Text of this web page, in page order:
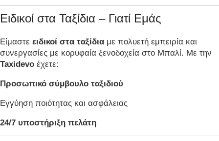
Ειδικοί στα Ταξίδια – Γιατί Εμάς
Είμαστε ειδικοί στα ταξίδια με πολυετή εμπειρία και
συνεργασίες με κορυφαία ξενοδοχεία στο Μπαλί. Με την
Taxidevo έχετε:
Προσωπικό σύμβουλο ταξιδιού
Εγγύηση ποιότητας και ασφάλειας
24/7 υποστήριξη πελάτη